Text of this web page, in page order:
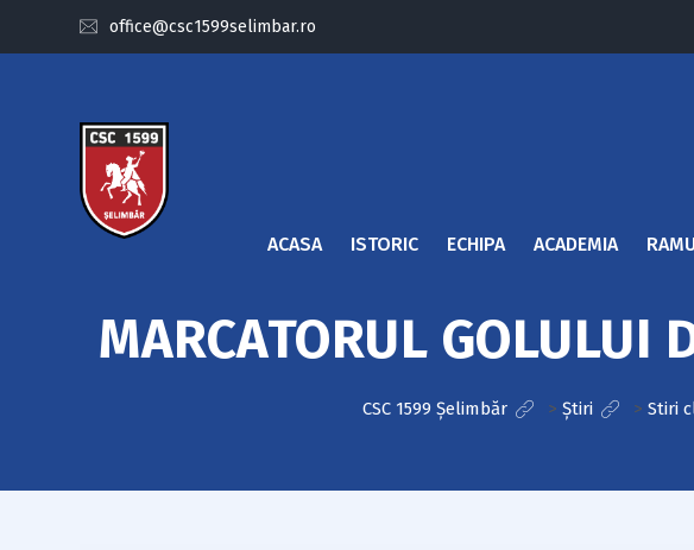
office@csc1599selimbar.ro
ACASA ISTORIC ECHIPA ACADEMIA
MARCATORUL GOLULUI
CSC 1599 Șelimbăr > Știri > Stiri